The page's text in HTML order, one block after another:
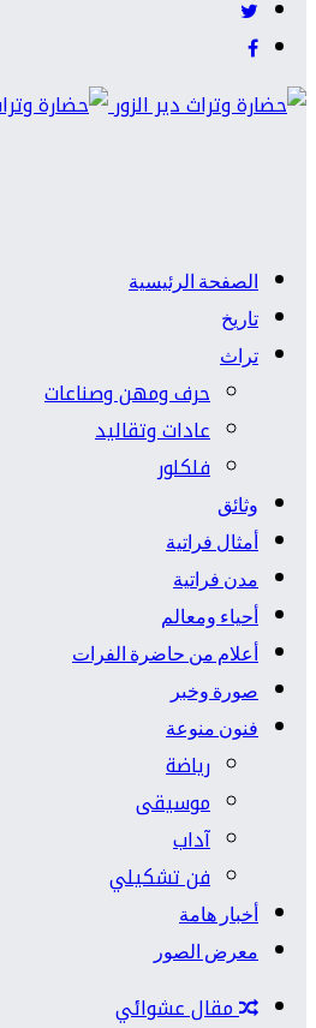
الصفحة الرئيسية
تاريخ
تراث
حرف ومهن وصناعات
عادات وتقاليد
فلكلور
وثائق
أمثال فراتية
مدن فراتية
أحياء ومعالم
أعلام من حاضرة الفرات
صورة وخبر
فنون منوعة
رياضة
موسيقى
آداب
فن تشكيلي
أخبار هامة
معرض الصور
مقال عشوائي